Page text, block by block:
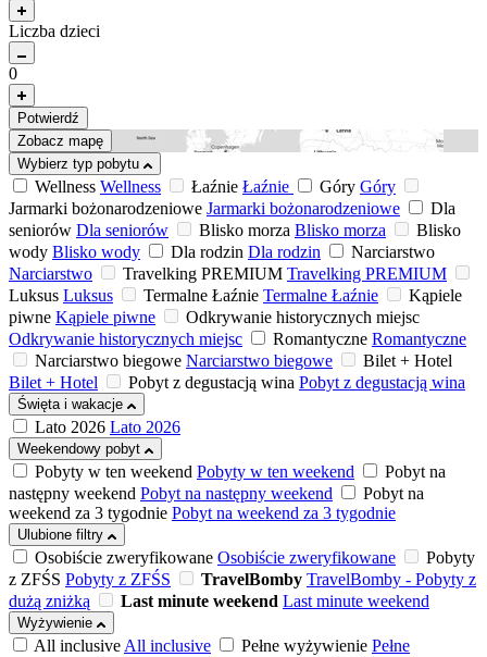
Liczba dzieci
0
Potwierdź
Zobacz mapę
Wybierz typ pobytu
Wellness Wellness Łaźnie Łaźnie Góry Góry
Jarmarki bożonarodzeniowe Jarmarki bożonarodzeniowe
Dla
seniorów Dla seniorów Blisko morza Blisko morza
Blisko
wody Blisko wody Dla rodzin Dla rodzin
Narciarstwo
Narciarstwo
Travelking PREMIUM Travelking PREMIUM
Luksus Luksus Termalne Łaźnie Termalne Łaźnie
Kąpiele
piwne Kąpiele piwne
Odkrywanie historycznych miejsc
Odkrywanie historycznych miejsc
Romantyczne Romantyczne
Narciarstwo biegowe Narciarstwo biegowe
Bilet + Hotel
Bilet + Hotel
Pobyt z degustacją wina Pobyt z degustacją wina
Święta i wakacje
Lato 2026 Lato 2026
Weekendowy pobyt
Pobyty w ten weekend Pobyty w ten weekend
Pobyt na
następny weekend Pobyt na następny weekend
Pobyt na
weekend za 3 tygodnie Pobyt na weekend za 3 tygodnie
Ulubione filtry
Osobiście zweryfikowane Osobiście zweryfikowane
Pobyty
z ZFŚS Pobyty z ZFŚS TravelBomby TravelBomby - Pobyty z
dużą zniżką
Last minute weekend Last minute weekend
Wyżywienie
All inclusiveAll inclusive Pełne wyżywienie Pełne